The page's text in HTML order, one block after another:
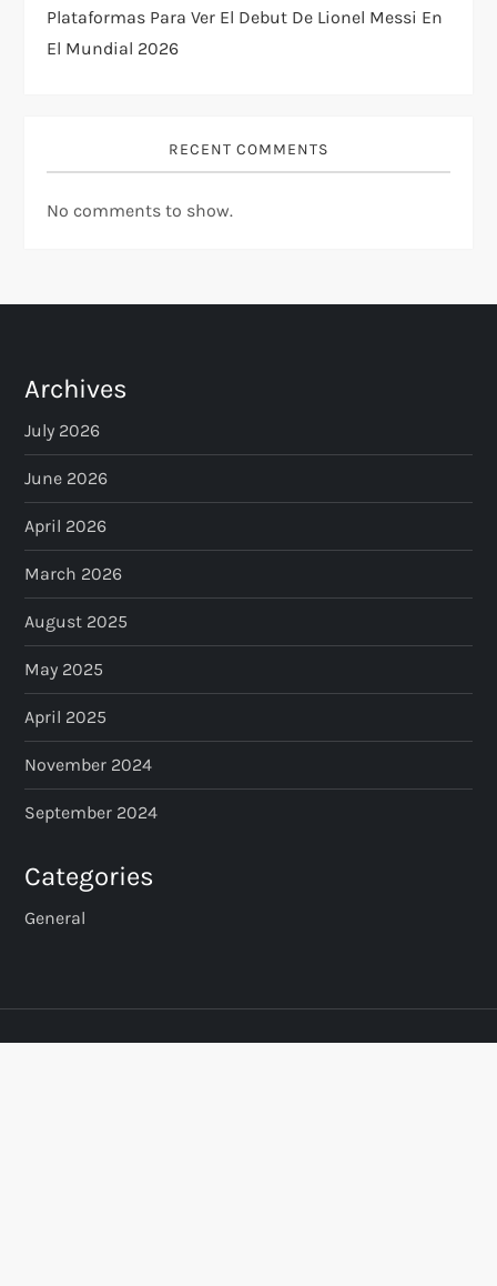
Plataformas Para Ver El Debut De Lionel Messi En
El Mundial 2026
RECENT COMMENTS
No comments to show.
Archives
July 2026
June 2026
April 2026
March 2026
August 2025
May 2025
April 2025
November 2024
September 2024
Categories
General